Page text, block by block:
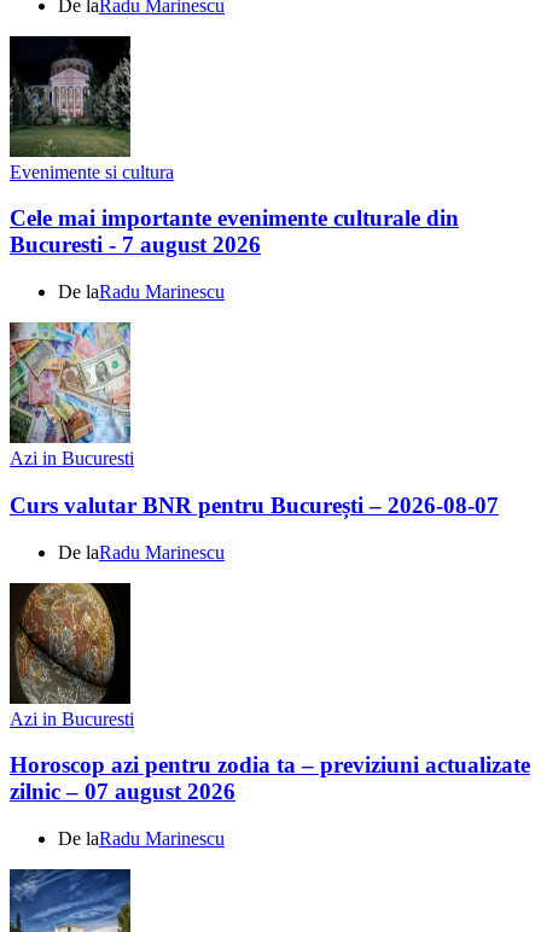
De laRadu Marinescu
Evenimente si cultura
Cele mai importante evenimente culturale din
Bucuresti - 7 august 2026
De laRadu Marinescu
Azi in Bucuresti
Curs valutar BNR pentru București – 2026-08-07
De laRadu Marinescu
Azi in Bucuresti
Horoscop azi pentru zodia ta – previziuni actualizate
zilnic – 07 august 2026
De laRadu Marinescu